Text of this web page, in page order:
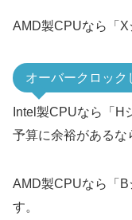
5世代
2～4世代
AMD製CPUなら「X
オーバークロック
Intel製CPUなら「H
予算に余裕があるな
AMD製CPUなら「
す。